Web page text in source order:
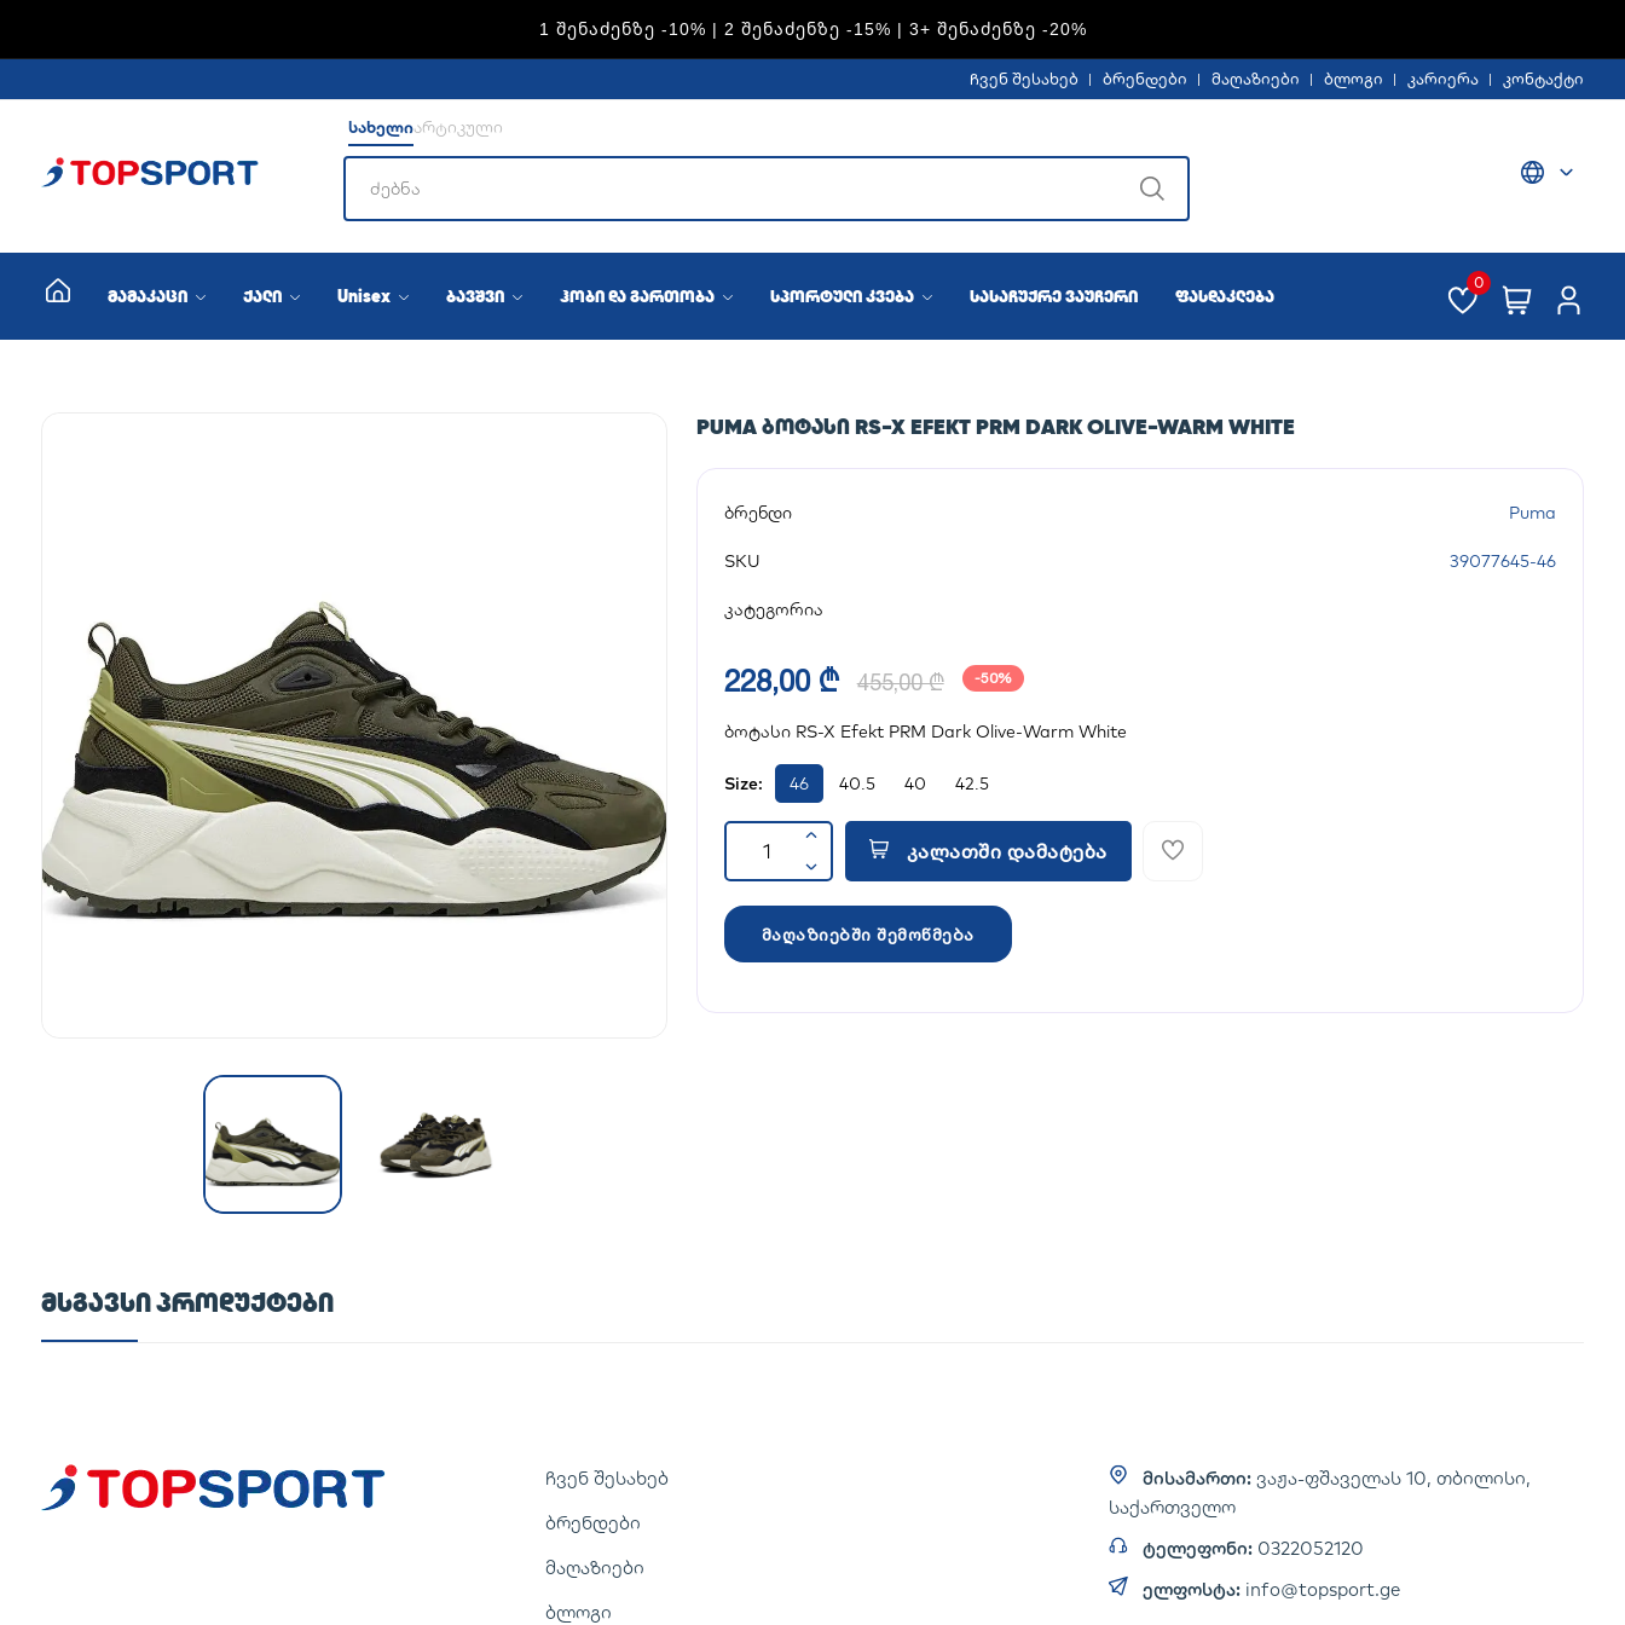
ADIDAS — 1 ᲨᲔᲜᲐᲫᲔᲜᲖᲔ -15% | 2 ᲨᲔᲜᲐᲫᲔᲜᲖᲔ -20% | 3+ ᲨᲔᲜᲐᲫᲔᲜᲖᲔ -30%
ჩვენ შესახებ ბრენდები მაღაზიები ბლოგი კარიერა კონტაქტი
სახელიარტიკული
მამაკაცი ქალი Unisex ბავშვი ჰობი და გართობა სპორტული კვება სასაჩუქრე ვაუჩერი ფასდაკლება
0
PUMA ᲑᲝᲢᲐᲡᲘ RS-X EFEKT PRM DARK OLIVE-WARM WHITE
ბრენდი Puma
SKU 39077645-46
კატეგორია
228,00 ₾ 455,00 ₾ -50%
ბოტასი RS-X Efekt PRM Dark Olive-Warm White
Size: 46 40.5 40 42.5
კალათში დამატება
მაღაზიებში შემოწმება
ᲛᲡᲒᲐᲕᲡᲘ ᲞᲠᲝᲓᲣᲥᲢᲔᲑᲘ
ჩვენ შესახებ
ბრენდები
მაღაზიები
ბლოგი
მისამართი: ვაჟა-ფშაველას 10, თბილისი,
საქართველო
ტელეფონი: 0322052120
ელფოსტა: info@topsport.ge